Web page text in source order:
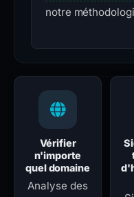
notre
Vérifier
n'importe
quel domaine
Analyse des